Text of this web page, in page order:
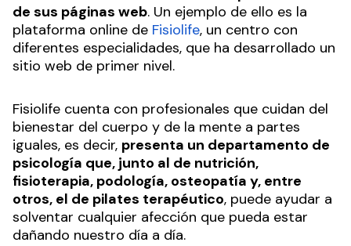
de sus páginas web. Un ejemplo de ello es la
plataforma online de Fisiolife, un centro con
diferentes especialidades, que ha desarrollado un
sitio web de primer nivel.
Fisiolife cuenta con profesionales que cuidan del
bienestar del cuerpo y de la mente a partes
iguales, es decir, presenta un departamento de
psicología que, junto al de nutrición,
fisioterapia, podología, osteopatía y, entre
otros, el de pilates terapéutico, puede ayudar a
solventar cualquier afección que pueda estar
dañando nuestro día a día.